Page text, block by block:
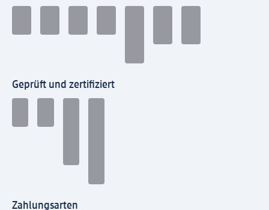
Geprüft und zertifiziert
Zahlungsarten